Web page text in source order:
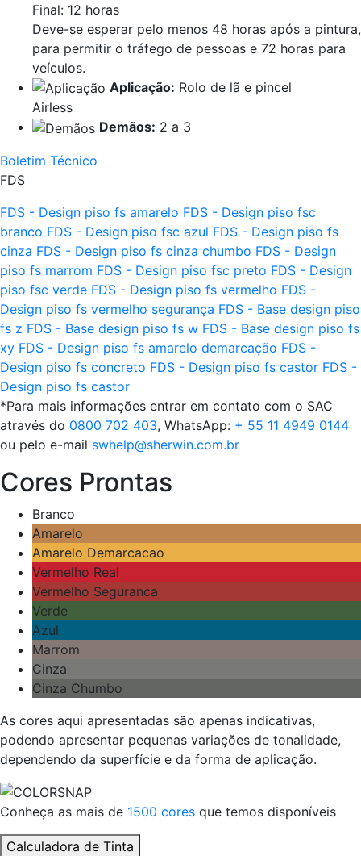
Final: 12 horas
Deve-se esperar pelo menos 48 horas após a pintura,
para permitir o tráfego de pessoas e 72 horas para
veículos.
Aplicação: Rolo de lã e pincel
Airless
Demãos: 2 a 3
Boletim Técnico
FDS
FDS - Design piso fs amarelo FDS - Design piso fsc
branco FDS - Design piso fsc azul FDS - Design piso fs
cinza FDS - Design piso fs cinza chumbo FDS - Design
piso fs marrom FDS - Design piso fsc preto FDS - Design
piso fsc verde FDS - Design piso fs vermelho FDS -
Design piso fs vermelho segurança FDS - Base design piso
fs z FDS - Base design piso fs w FDS - Base design piso fs
xy FDS - Design piso fs amarelo demarcação FDS -
Design piso fs concreto FDS - Design piso fs castor FDS -
Design piso fs castor
*Para mais informações entrar em contato com o SAC
através do 0800 702 403, WhatsApp: + 55 11 4949 0144
ou pelo e-mail swhelp@sherwin.com.br
Cores Prontas
Branco
Amarelo
Amarelo Demarcacao
Vermelho Real
Vermelho Seguranca
Verde
Azul
Marrom
Cinza
Cinza Chumbo
As cores aqui apresentadas são apenas indicativas,
podendo apresentar pequenas variações de tonalidade,
dependendo da superfície e da forma de aplicação.
Conheça as mais de 1500 cores que temos disponíveis
Calculadora de Tinta